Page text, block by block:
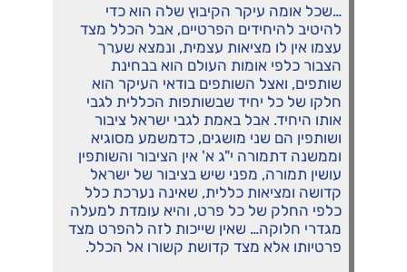
…שכל אומה עיקר הקיבוץ שלה הוא כדי
להיטיב להיחידים הפרטיים, אבל הכלל מצד
עצמו אין לו מציאות עצמית, ונמצא שערך
הצבור כלפי אומות העולם הוא בבחינת
שותפים, ואצל השותפים בודאי העיקר הוא
חלקו של כל יחיד שבשותפות הכללית לגבי
אותו היחיד. אבל באמת לגבי ישראל ציבור
ושותפין הם שני מושגים, כדמשמע מסוגיא
וממשנה דתמורה י"ג א' אין הציבור והשותפין
עושין תמורה, מפני שיש בציבור של ישראל
קדושה ומציאות כללית, שאינה נערכת כלל
כלפי החלק של כל פרט, והיא עומדת למעלה
מגדרי חלוקה… שאין שייכות לזה להפרט מצד
פרטיותו אלא מצד קדושת קשורו אל הכלל.